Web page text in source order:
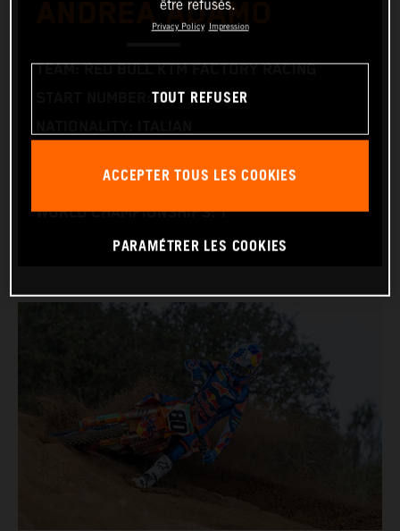
ANDREA ADAMO
TEAM: RED BULL KTM FACTORY RACING
START NUMBER: 80
BIKE: KTM 250 SX-F
WORLD CHAMPIONSHIPS: 1
être refusés.
Privacy Policy Impression
TOUT REFUSER
ACCEPTER TOUS LES COOKIES
PARAMÉTRER LES COOKIES